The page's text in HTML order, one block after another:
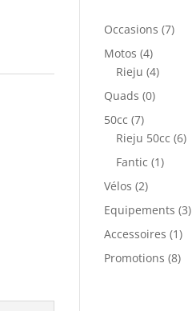
Occasions (7)
Motos (4)
Rieju (4)
Quads (0)
50cc (7)
Rieju 50cc (6)
Fantic (1)
Vélos (2)
Equipements (3)
Accessoires (1)
Promotions (8)